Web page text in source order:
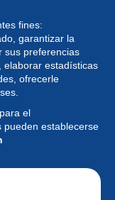
fines:
garantizar la
sus preferencias
elaborar estadísticas
ofrecerle
el
pueden establecerse